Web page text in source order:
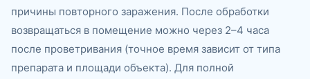
причины повторного заражения. После обработки
возвращаться в помещение можно через 2–4 часа
после проветривания (точное время зависит от типа
препарата и площади объекта). Для полной